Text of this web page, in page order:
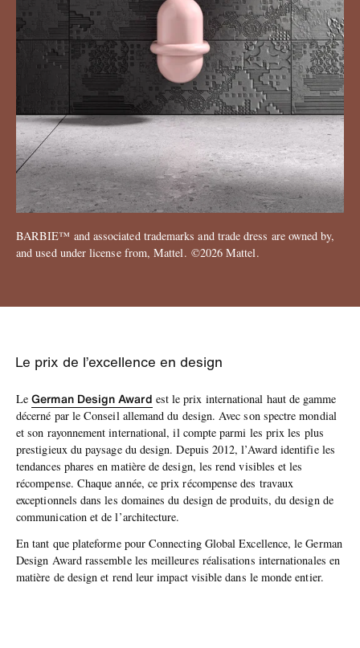
BARBIE™ and associated trademarks and trade dress are owned by,
and used under license from, Mattel. ©2026 Mattel.
Le prix de l’excellence en design
LeGerman Design Award est le prix international haut de gamme
décerné par le Conseil allemand du design. Avec son spectre mondial
et son rayonnement international, il compte parmi les prix les plus
prestigieux du paysage du design. Depuis 2012, l’Award identifie les
tendances phares en matière de design, les rend visibles et les
récompense. Chaque année, ce prix récompense des travaux
exceptionnels dans les domaines du design de produits, du design de
communication et de l’architecture.
En tant que plateforme pour Connecting Global Excellence, le German
Design Award rassemble les meilleures réalisations internationales en
matière de design et rend leur impact visible dans le monde entier.